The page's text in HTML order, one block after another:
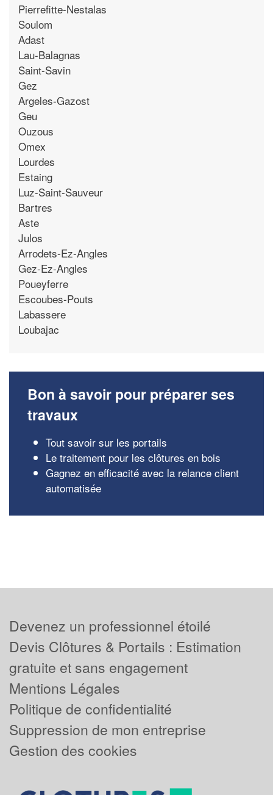
Pierrefitte-Nestalas
Soulom
Adast
Lau-Balagnas
Saint-Savin
Gez
Argeles-Gazost
Geu
Ouzous
Omex
Lourdes
Estaing
Luz-Saint-Sauveur
Bartres
Aste
Julos
Arrodets-Ez-Angles
Gez-Ez-Angles
Poueyferre
Escoubes-Pouts
Labassere
Loubajac
Bon à savoir pour préparer ses
travaux
Tout savoir sur les portails
Le traitement pour les clôtures en bois
Gagnez en efficacité avec la relance client
automatisée
Devenez un professionnel étoilé
Devis Clôtures & Portails : Estimation
gratuite et sans engagement
Mentions Légales
Politique de confidentialité
Suppression de mon entreprise
Gestion des cookies